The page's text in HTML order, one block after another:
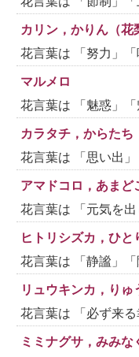
カリン，かりん（花
花言葉は 「努力」
マルメロ
花言葉は 「魅惑」
カラタチ，からたち
花言葉は 「思い出
アマドコロ，あまど
花言葉は 「元気を
ヒトリシズカ，ひと
花言葉は 「静謐」
リュウキンカ，りゅ
花言葉は 「必ず来
ミミナグサ，みみな